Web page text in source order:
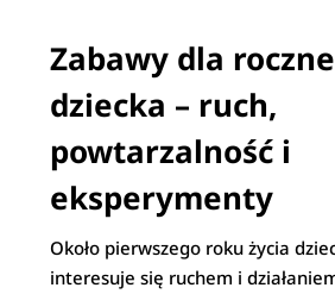
Zabawy dla
dziecka – ruch,
powtarzalność i
eksperymenty
Około pierwszego roku życia
interesuje się ruchem i